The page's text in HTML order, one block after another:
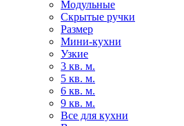
Модульные
Скрытые ручки
Размер
Мини-кухни
Узкие
3 кв. м.
5 кв. м.
6 кв. м.
9 кв. м.
Все для кухни